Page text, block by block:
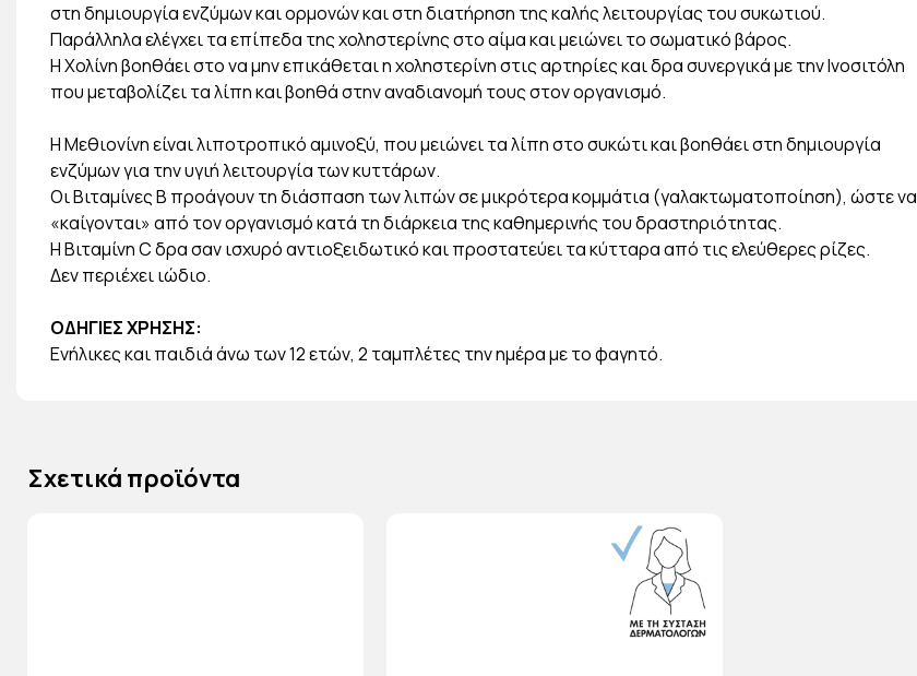
στη δημιουργία ενζύμων και ορμονών και στη διατήρηση της καλής λειτουργίας του συκωτιού.
Παράλληλα ελέγχει τα επίπεδα της χοληστερίνης στο αίμα και μειώνει το σωματικό βάρος.
Η Χολίνη βοηθάει στο να μην επικάθεται η χοληστερίνη στις αρτηρίες και δρα συνεργικά με την Ινοσιτόλη
που μεταβολίζει τα λίπη και βοηθά στην αναδιανομή τους στον οργανισμό.
Η Μεθιονίνη είναι λιποτροπικό αμινοξύ, που μειώνει τα λίπη στο συκώτι και βοηθάει στη δημιουργία
ενζύμων για την υγιή λειτουργία των κυττάρων.
Οι Βιταμίνες Β προάγουν τη διάσπαση των λιπών σε μικρότερα κομμάτια (γαλακτωματοποίηση), ώστε να
«καίγονται» από τον οργανισμό κατά τη διάρκεια της καθημερινής του δραστηριότητας.
Η Βιταμίνη C δρα σαν ισχυρό αντιοξειδωτικό και προστατεύει τα κύτταρα από τις ελεύθερες ρίζες.
Δεν περιέχει ιώδιο.
ΟΔΗΓΙΕΣ ΧΡΗΣΗΣ:
Ενήλικες και παιδιά άνω των 12 ετών, 2 ταμπλέτες την ημέρα με το φαγητό.
Σχετικά προϊόντα